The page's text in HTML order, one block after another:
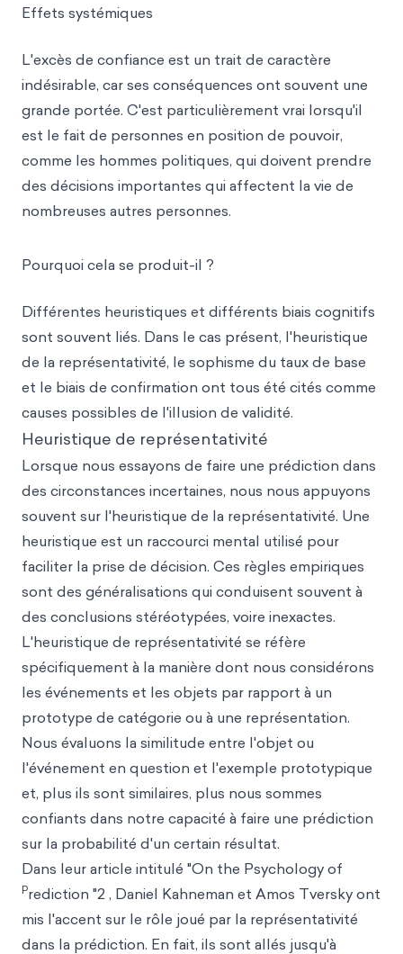
Effets systémiques
L'excès de confiance est un trait de caractère
indésirable, car ses conséquences ont souvent une
grande portée. C'est particulièrement vrai lorsqu'il
est le fait de personnes en position de pouvoir,
comme les hommes politiques, qui doivent prendre
des décisions importantes qui affectent la vie de
nombreuses autres personnes.
Pourquoi cela se produit-il ?
Différentes heuristiques et différents biais cognitifs
sont souvent liés. Dans le cas présent, l'heuristique
de la représentativité, le sophisme du taux de base
et le biais de confirmation ont tous été cités comme
causes possibles de l'illusion de validité.
Heuristique de représentativité
Lorsque nous essayons de faire une prédiction dans
des circonstances incertaines, nous nous appuyons
souvent sur l'heuristique de la représentativité. Une
heuristique est un raccourci mental utilisé pour
faciliter la prise de décision. Ces règles empiriques
sont des généralisations qui conduisent souvent à
des conclusions stéréotypées, voire inexactes.
L'heuristique de représentativité se réfère
spécifiquement à la manière dont nous considérons
les événements et les objets par rapport à un
prototype de catégorie ou à une représentation.
Nous évaluons la similitude entre l'objet ou
l'événement en question et l'exemple prototypique
et, plus ils sont similaires, plus nous sommes
confiants dans notre capacité à faire une prédiction
sur la probabilité d'un certain résultat.
Dans leur article intitulé "On the Psychology of
Prediction "2 , Daniel Kahneman et Amos Tversky ont
mis l'accent sur le rôle joué par la représentativité
dans la prédiction. En fait, ils sont allés jusqu'à